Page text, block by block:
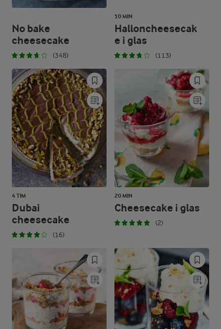
No bake
cheesecake
(348)
10 MIN
Halloncheesecak
e i glas
(113)
4 TIM
Dubai
cheesecake
(16)
20 MIN
Cheesecake i glas
(2)